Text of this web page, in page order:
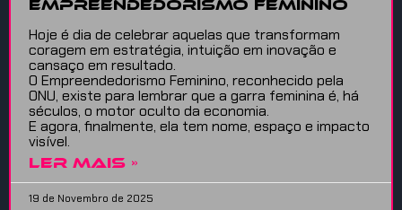
Empreendedorismo Feminino
Hoje é dia de celebrar aquelas que transformam
coragem em estratégia, intuição em inovação e
cansaço em resultado.
O Empreendedorismo Feminino, reconhecido pela
ONU, existe para lembrar que a garra feminina é, há
séculos, o motor oculto da economia.
E agora, finalmente, ela tem nome, espaço e impacto
visível.
LER MAIS »
19 de Novembro de 2025